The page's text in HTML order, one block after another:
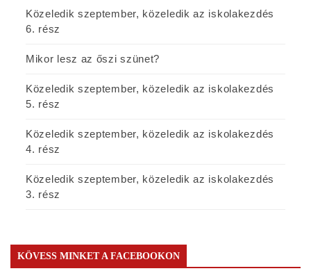
Közeledik szeptember, közeledik az iskolakezdés
6. rész
Mikor lesz az őszi szünet?
Közeledik szeptember, közeledik az iskolakezdés
5. rész
Közeledik szeptember, közeledik az iskolakezdés
4. rész
Közeledik szeptember, közeledik az iskolakezdés
3. rész
KÖVESS MINKET A FACEBOOKON